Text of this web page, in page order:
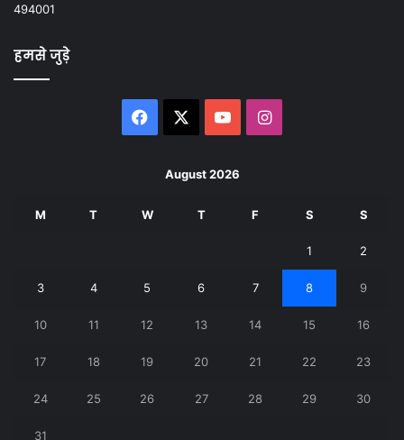
494001
हमसे जुड़े
Facebook YouTubeInstagram
August 2026
M T W T F S S
1 2
3 4 5 6 7 8 9
10 11 12 13 14 15 16
17 18 19 20 21 22 23
24 25 26 27 28 29 30
31